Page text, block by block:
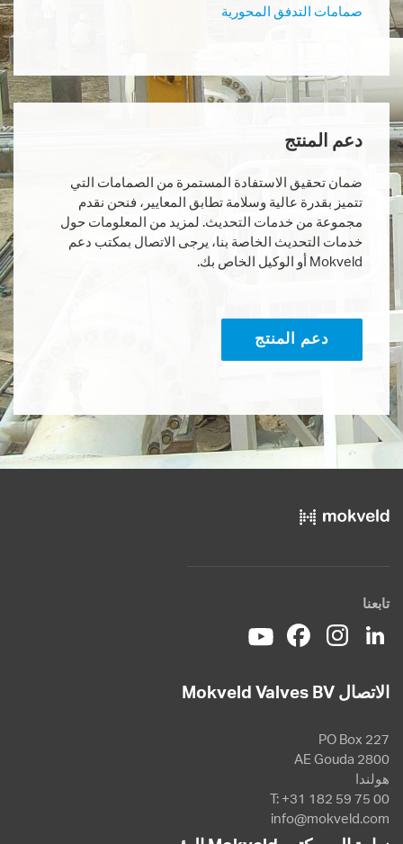
صمامات التدفق المحورية
دعم المنتج
ضمان تحقيق الاستفادة المستمرة من الصمامات التي
تتميز بقدرة عالية وسلامة تطابق المعايير، فنحن نقدم
مجموعة من خدمات التحديث. لمزيد من المعلومات حول
خدمات التحديث الخاصة بنا، يرجى الاتصال بمكتب دعم
Mokveld أو الوكيل الخاص بك.
دعم المنتج
تابعنا
الاتصال Mokveld Valves BV
PO Box 227
2800 AE Gouda
هولندا
T: +31 182 59 75 00
info@mokveld.com